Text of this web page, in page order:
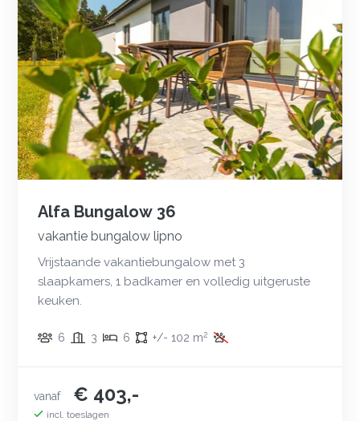
Alfa Bungalow 36
vakantie bungalow lipno
Vrijstaande vakantiebungalow met 3
slaapkamers, 1 badkamer en volledig uitgeruste
keuken.
6 3 6 +/- 102 m2
vanaf € 403,-
incl. toeslagen